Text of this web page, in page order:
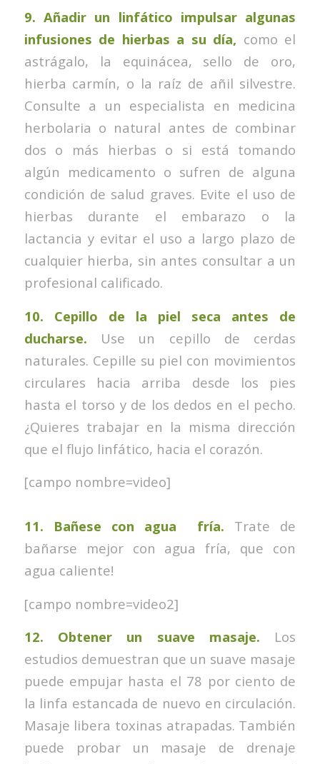
9. Añadir un linfático impulsar algunas
infusiones de hierbas a su día, como el
astrágalo, la equinácea, sello de oro,
hierba carmín, o la raíz de añil silvestre.
Consulte a un especialista en medicina
herbolaria o natural antes de combinar
dos o más hierbas o si está tomando
algún medicamento o sufren de alguna
condición de salud graves. Evite el uso de
hierbas durante el embarazo o la
lactancia y evitar el uso a largo plazo de
cualquier hierba, sin antes consultar a un
profesional calificado.
10.
Cepillo de la piel seca antes de
ducharse. Use un cepillo de cerdas
naturales. Cepille su piel con movimientos
circulares hacia arriba desde los pies
hasta el torso y de los dedos en el pecho.
¿Quieres trabajar en la misma dirección
que el flujo linfático, hacia el corazón.
[campo nombre=video]
11. Bañese con agua fría. Trate de
bañarse mejor con agua fría, que con
agua caliente!
[campo nombre=video2]
12.
Obtener un suave masaje. Los
estudios demuestran que un suave masaje
puede empujar hasta el 78 por ciento de
la linfa estancada de nuevo en circulación.
Masaje libera toxinas atrapadas. También
puede probar un masaje de drenaje